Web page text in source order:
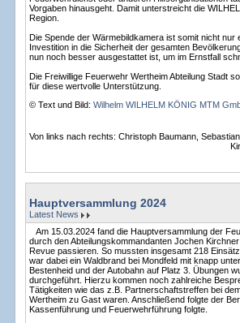
Vorgaben hinausgeht. Damit unterstreicht die
Region.
Die Spende der Wärmebildkamera ist somit nicht
Investition in die Sicherheit der gesamten
nun noch besser ausgestattet ist, um im Ernstfall
Die Freiwillige Feuerwehr Wertheim Abteilung Stadt
für diese wertvolle Unterstützung.
© Text und Bild: Wilhelm WILHELM KÖNIG MTM
Von links nach rechts: Christoph Baumann,
Hauptversammlung 2024
Latest News
Am 15.03.2024 fand die Hauptversammlung der
durch den Abteilungskommandanten Jochen
Revue passieren. So mussten insgesamt 218
war dabei ein Waldbrand bei Mondfeld mit knapp
Bestenheid und der Autobahn auf Platz 3. Übungen
durchgeführt. Hierzu kommen noch zahlreiche
Tätigkeiten wie das z.B. Partnerschaftstreffen bei
Wertheim zu Gast waren. Anschließend folgte der
Kassenführung und Feuerwehrführung folgte.